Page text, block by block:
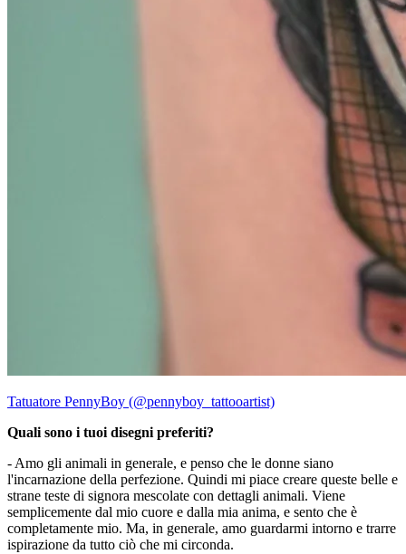
Tatuatore PennyBoy (@pennyboy_tattooartist)
Quali sono i tuoi disegni preferiti?
- Amo gli animali in generale, e penso che le donne siano
l'incarnazione della perfezione. Quindi mi piace creare queste belle e
strane teste di signora mescolate con dettagli animali. Viene
semplicemente dal mio cuore e dalla mia anima, e sento che è
completamente mio. Ma, in generale, amo guardarmi intorno e trarre
ispirazione da tutto ciò che mi circonda.